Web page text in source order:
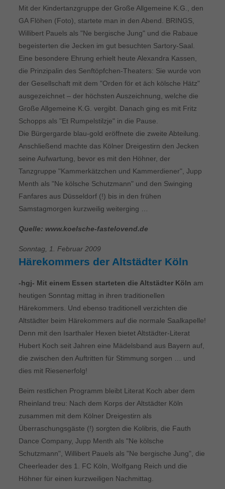
Mit der Kindertanzgruppe der Große Allgemeine K.G., den
GA Flöhen (Foto), startete man in den Abend. BRINGS,
Willibert Pauels als "Ne bergische Jung" und die Rabaue
begeisterten die Jecken im gut besuchten Sartory-Saal.
Eine besondere Ehrung erhielt heute Alexandra Kassen,
die Prinzipalin des Senftöpfchen-Theaters: Sie wurde von
der Gesellschaft mit dem "Orden för et äch kölsche Hätz"
ausgezeichnet – der höchsten Auszeichnung, welche die
Große Allgemeine K.G. vergibt. Danach ging es mit Fritz
Schopps als "Et Rumpelstilzje" in die Pause.
Die Bürgergarde blau-gold eröffnete die zweite Abteilung.
Anschließend machte das Kölner Dreigestirn den Jecken
seine Aufwartung, bevor es mit den Höhner, der
Tanzgruppe "Kammerkätzchen und Kammerdiener", Jupp
Menth als "Ne kölsche Schutzmann" und den Swinging
Fanfares aus Düsseldorf (!) bis in den frühen
Samstagmorgen kurzweilig weiterging …
Quelle: www.koelsche-fastelovend.de
Sonntag, 1. Februar 2009
Härekommers der Altstädter Köln
-hgj- Mit einem Essen starteten die Altstädter Köln am
heutigen Sonntag mittag in ihren traditionellen
Härekommers. Und ebenso traditionell verzichten die
Altstädter beim Härekommers auf die normale Saalkapelle!
Denn mit den Isarthaler Hexen bietet Altstädter-Literat
Hubert Koch seit Jahren eine Mädelsband aus Bayern auf,
die zwischen den Auftritten für Stimmung sorgen … und
dies mit Riesenerfolg!
Beim restlichen Programm bleibt Literat Koch aber dem
Rheinland treu: Nach dem Korps der Altstädter Köln
zusammen mit dem Kölner Dreigestirn als
Überraschungsgäste (!) sorgten die Kolibris, die Fauth
Dance Company, Jupp Menth als "Ne kölsche
Schutzmann", Willibert Pauels als "Ne bergische Jung", die
Cheerleader des 1. FC Köln, Wolfgang Reich und die
Höhner für einen kurzweiligen Nachmittag.